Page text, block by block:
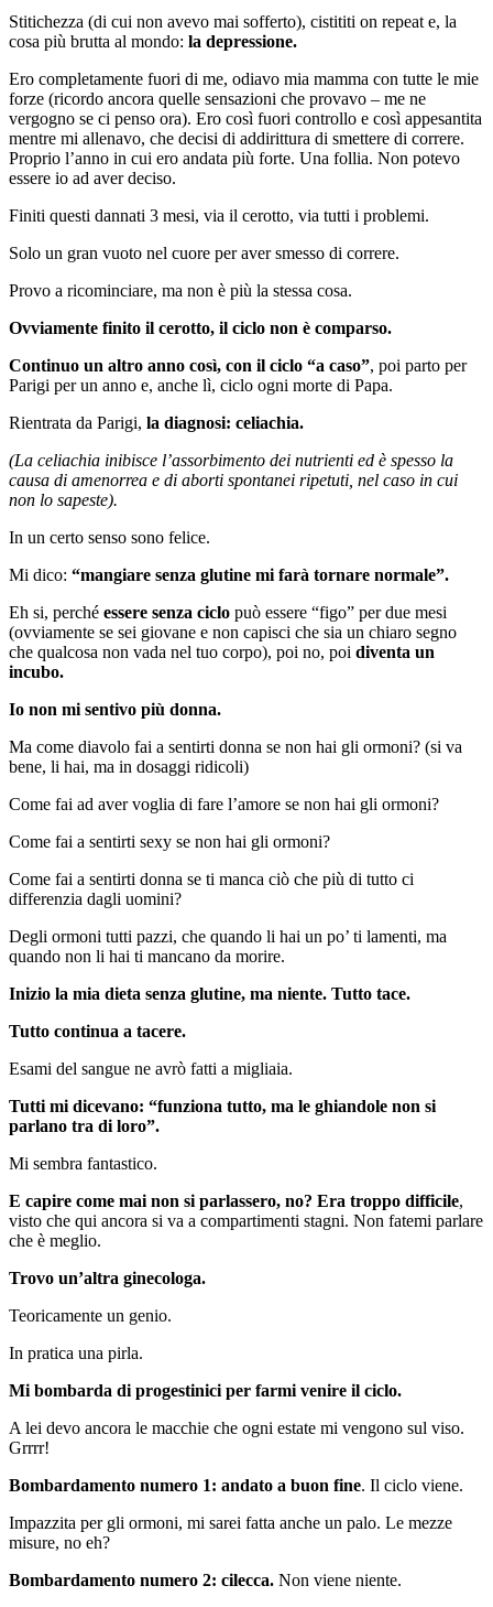
Stitichezza (di cui non avevo mai sofferto), cistititi on repeat e, la
cosa più brutta al mondo: la depressione.
Ero completamente fuori di me, odiavo mia mamma con tutte le mie
forze (ricordo ancora quelle sensazioni che provavo – me ne
vergogno se ci penso ora). Ero così fuori controllo e così appesantita
mentre mi allenavo, che decisi di addirittura di smettere di correre.
Proprio l’anno in cui ero andata più forte. Una follia. Non potevo
essere io ad aver deciso.
Finiti questi dannati 3 mesi, via il cerotto, via tutti i problemi.
Solo un gran vuoto nel cuore per aver smesso di correre.
Provo a ricominciare, ma non è più la stessa cosa.
Ovviamente finito il cerotto, il ciclo non è comparso.
Continuo un altro anno così, con il ciclo “a caso”, poi parto per
Parigi per un anno e, anche lì, ciclo ogni morte di Papa.
Rientrata da Parigi, la diagnosi: celiachia.
(La celiachia inibisce l’assorbimento dei nutrienti ed è spesso la
causa di amenorrea e di aborti spontanei ripetuti, nel caso in cui
non lo sapeste).
In un certo senso sono felice.
Mi dico: “mangiare senza glutine mi farà tornare normale”.
Eh si, perché essere senza ciclo può essere “figo” per due mesi
(ovviamente se sei giovane e non capisci che sia un chiaro segno
che qualcosa non vada nel tuo corpo), poi no, poi diventa un
incubo.
Io non mi sentivo più donna.
Ma come diavolo fai a sentirti donna se non hai gli ormoni? (si va
bene, li hai, ma in dosaggi ridicoli)
Come fai ad aver voglia di fare l’amore se non hai gli ormoni?
Come fai a sentirti sexy se non hai gli ormoni?
Come fai a sentirti donna se ti manca ciò che più di tutto ci
differenzia dagli uomini?
Degli ormoni tutti pazzi, che quando li hai un po’ ti lamenti, ma
quando non li hai ti mancano da morire.
Inizio la mia dieta senza glutine, ma niente. Tutto tace.
Tutto continua a tacere.
Esami del sangue ne avrò fatti a migliaia.
Tutti mi dicevano: “funziona tutto, ma le ghiandole non si
parlano tra di loro”.
Mi sembra fantastico.
E capire come mai non si parlassero, no? Era troppo difficile,
visto che qui ancora si va a compartimenti stagni. Non fatemi parlare
che è meglio.
Trovo un’altra ginecologa.
Teoricamente un genio.
In pratica una pirla.
Mi bombarda di progestinici per farmi venire il ciclo.
A lei devo ancora le macchie che ogni estate mi vengono sul viso.
Grrrr!
Bombardamento numero 1: andato a buon fine. Il ciclo viene.
Impazzita per gli ormoni, mi sarei fatta anche un palo. Le mezze
misure, no eh?
Bombardamento numero 2: cilecca. Non viene niente.